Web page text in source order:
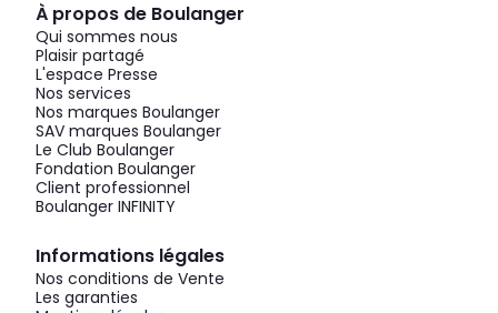
À propos de Boulanger
Qui sommes nous
Plaisir partagé
L'espace Presse
Nos services
Nos marques Boulanger
SAV marques Boulanger
Le Club Boulanger
Fondation Boulanger
Client professionnel
Boulanger INFINITY
Informations légales
Nos conditions de Vente
Les garanties